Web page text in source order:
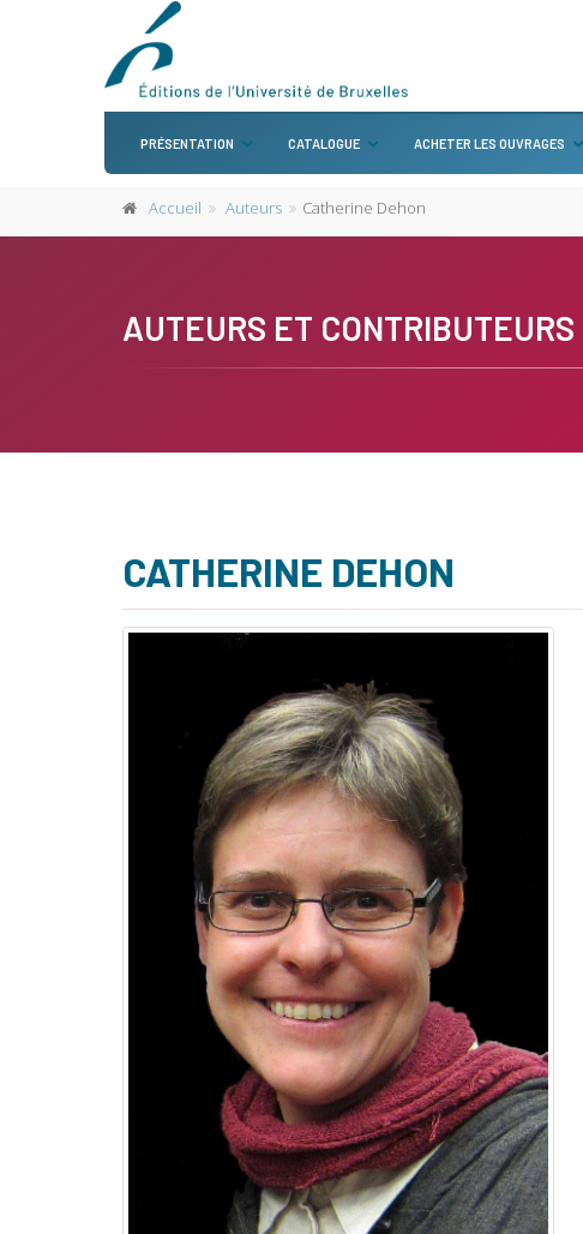
PRÉSENTATION CATALOGUE ACHETER LES OUVRAGES
Accueil Auteurs Catherine Dehon
AUTEURS ET CONTRIBUTEURS
CATHERINE DEHON